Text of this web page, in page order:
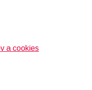
a cookies